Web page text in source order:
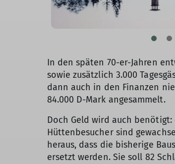
In den späten 70-er-Jahren
sowie zusätzlich 3.000
dann auch in den Finanzen
84.000 D-Mark angesammelt.
Doch Geld wird auch
Hüttenbesucher sind
heraus, dass die bisherige
ersetzt werden. Sie soll 82